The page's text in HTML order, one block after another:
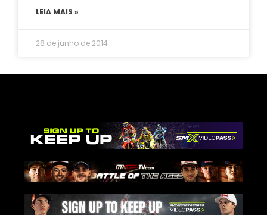
LEIA MAIS »
28 de junho de 2014